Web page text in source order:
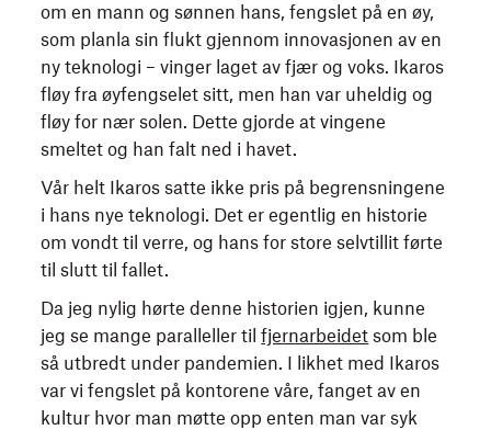
om en mann og sønnen hans, fengslet på en øy,
som planla sin flukt gjennom innovasjonen av en
ny teknologi – vinger laget av fjær og voks. Ikaros
fløy fra øyfengselet sitt, men han var uheldig og
fløy for nær solen. Dette gjorde at vingene
smeltet og han falt ned i havet.
Vår helt Ikaros satte ikke pris på begrensningene
i hans nye teknologi. Det er egentlig en historie
om vondt til verre, og hans for store selvtillit førte
til slutt til fallet.
Da jeg nylig hørte denne historien igjen, kunne
jeg se mange paralleller tilfjernarbeidet som ble
så utbredt under pandemien. I likhet med Ikaros
var vi fengslet på kontorene våre, fanget av en
kultur hvor man møtte opp enten man var syk